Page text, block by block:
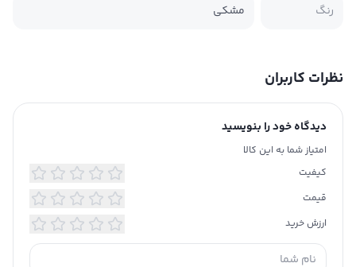
رنگ مشکی
نظرات کاربران
دیدگاه خود را بنویسید
امتیاز شما به این کالا
کیفیت
قیمت
ارزش خرید